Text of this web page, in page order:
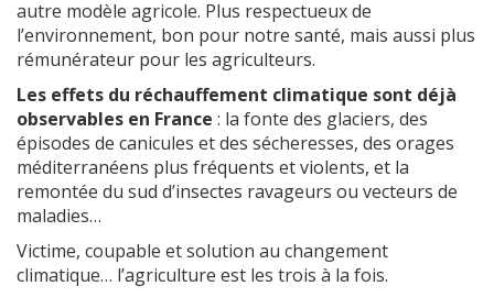
autre modèle agricole. Plus respectueux de
l’environnement, bon pour notre santé, mais aussi plus
rémunérateur pour les agriculteurs.
Les effets du réchauffement climatique sont déjà
observables en France : la fonte des glaciers, des
épisodes de canicules et des sécheresses, des orages
méditerranéens plus fréquents et violents, et la
remontée du sud d’insectes ravageurs ou vecteurs de
maladies…
Victime, coupable et solution au changement
climatique… l’agriculture est les trois à la fois.